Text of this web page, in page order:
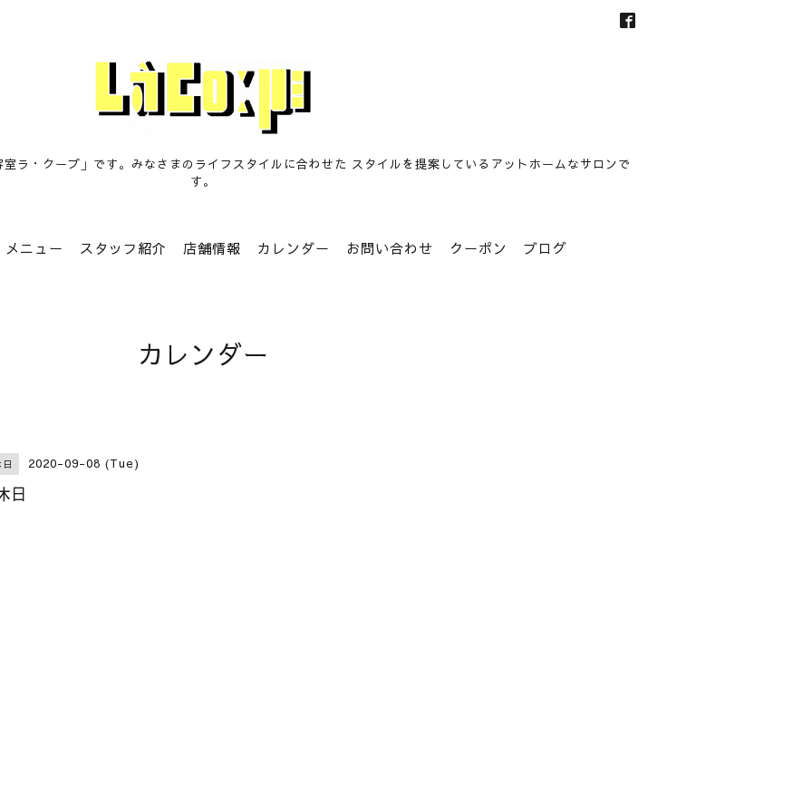
ラ・クープ」です。みなさまのライフスタイルに合わせた スタイルを提案しているアットホームなサロンで
す。
メニュー スタッフ紹介 店舗情報 カレンダー お問い合わせ クーポン ブログ
カレンダー
2020-09-08 (Tue)
日